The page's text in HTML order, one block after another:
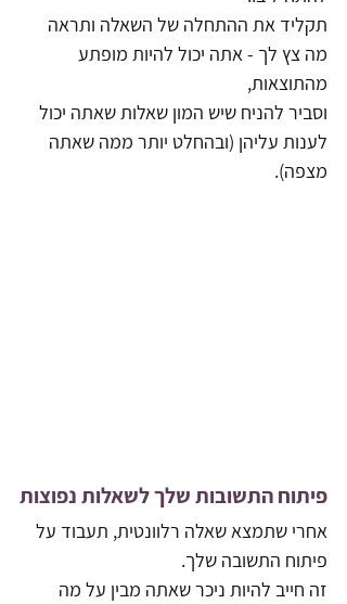
תקליד את ההתחלה של השאלה ותראה
מה צץ לך - אתה יכול להיות מופתע
מהתוצאות,
וסביר להניח שיש המון שאלות שאתה יכול
לענות עליהן (ובהחלט יותר ממה שאתה
מצפה).
פיתוח התשובות שלך לשאלות נפוצות
אחרי שתמצא שאלה רלוונטית, תעבוד על
פיתוח התשובה שלך.
זה חייב להיות ניכר שאתה מבין על מה